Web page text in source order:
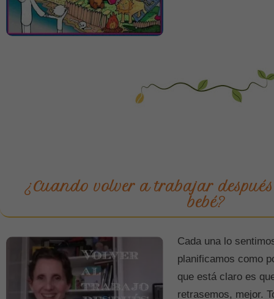
¿Cuando volver a trabajar
bebé?
Cada una lo
planificamos como
que está claro es
retrasemos, mejor.